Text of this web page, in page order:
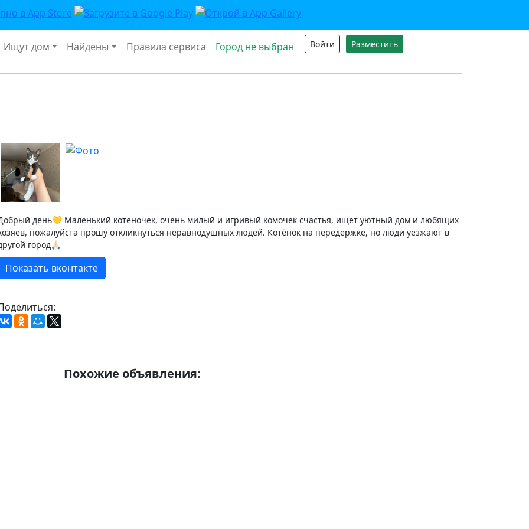
Ищут дом Найдены Правила сервиса Город не выбран Войти Разместить
день💛 Маленький котёночек, очень милый и игривый комочек счастья, ищет уютный дом и любящих
пожалуйста прошу откликнуться неравнодушных людей. Котёнок на передержке, но люди уезжают в
город🙏🏻
Показать вконтакте
Похожие объявления: